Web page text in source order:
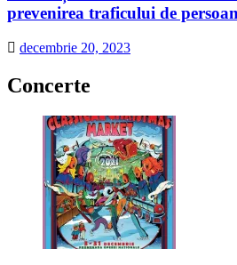
prevenirea traficului de
decembrie 20, 2023
Concerte